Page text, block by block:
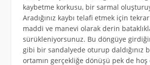
kaybetme korkusu, bir sarmal
Aradığınız kaybı telafi etmek için
maddi ve manevi olarak derin
sürükleniyorsunuz. Bu döngüye
gibi bir sandalyede oturup daldığınız
ortamın gerçekliğe dönüşü pek de hoş